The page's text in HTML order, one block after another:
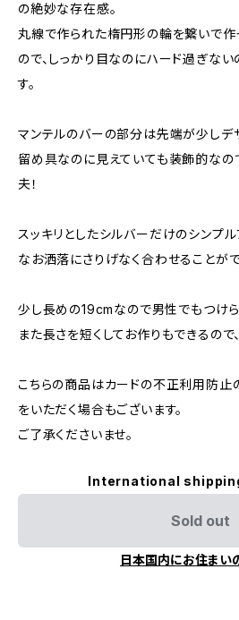
の絶妙な存在感。
丸線で作られた楕円形の輪を繋いで作
ので、しっかり目なのにハード過ぎな
す。
マンテルのバーの部分は先端が少しデ
留め具なのに見えていても装飾的なの
夫！
スッキリとしたシルバーだけのシンプル
なお洒落にさりげなく合わせることがで
少し長めの19cmなので男性でもつけら
また長さを短くしてお作りもできるので
こちらの商品はカードの不正利用防
をいただく場合もございます。
ご了承くださいませ。
International
Sold out
日本国内にお住まい